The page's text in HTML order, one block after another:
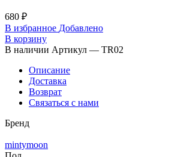
680 ₽
В избранное Добавлено
В корзину
В наличии Артикул — TR02
Описание
Доставка
Возврат
Связаться с нами
Бренд
mintymoon